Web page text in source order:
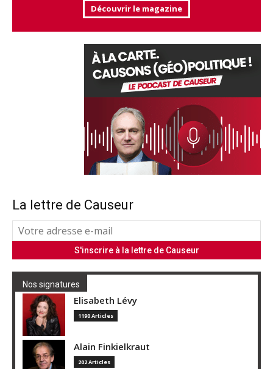
Découvrir le magazine
La lettre de Causeur
Nos signatures
Elisabeth Lévy
1190 Articles
Alain Finkielkraut
202 Articles